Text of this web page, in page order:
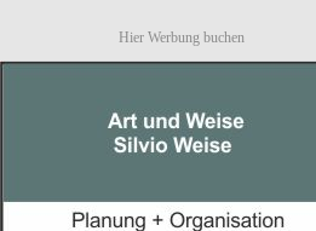
Hier Werbung buchen